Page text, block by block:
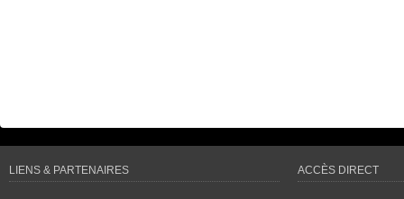
LIENS & PARTENAIRES ACCÈS DIRECT